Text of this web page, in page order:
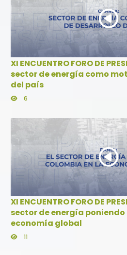
XI ENCUENTRO FORO DE
sector de energía como
del país
6
XI ENCUENTRO FORO DE
sector de energía poniendo
economía global
11